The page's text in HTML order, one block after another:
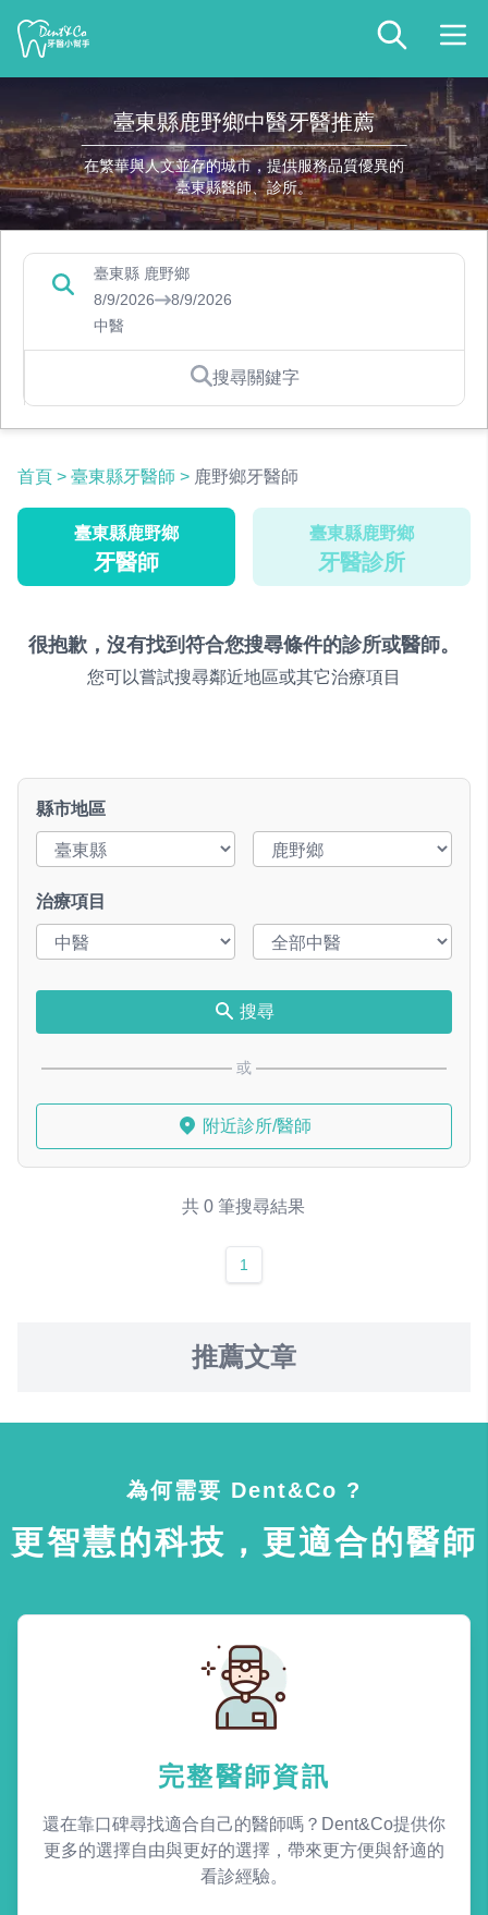
臺東縣鹿野鄉中醫牙醫推薦
在繁華與人文並存的城市，提供服務品質優異的
臺東縣醫師、診所。
臺東縣 鹿野鄉
8/9/2026
8/9/2026
中醫
搜尋關鍵字
首頁 > 臺東縣牙醫師 > 鹿野鄉牙醫師
臺東縣鹿野鄉
牙醫師
臺東縣鹿野鄉
牙醫診所
很抱歉，沒有找到符合您搜尋條件的診所或醫師。
您可以嘗試搜尋鄰近地區或其它治療項目
縣市地區
治療項目
搜尋
或
附近診所/醫師
共 0 筆搜尋結果
1
推薦文章
為何需要 Dent&Co ?
更智慧的科技，更適合的醫師
完整醫師資訊
還在靠口碑尋找適合自己的醫師嗎？Dent&Co提供你
更多的選擇自由與更好的選擇，帶來更方便與舒適的
看診經驗。